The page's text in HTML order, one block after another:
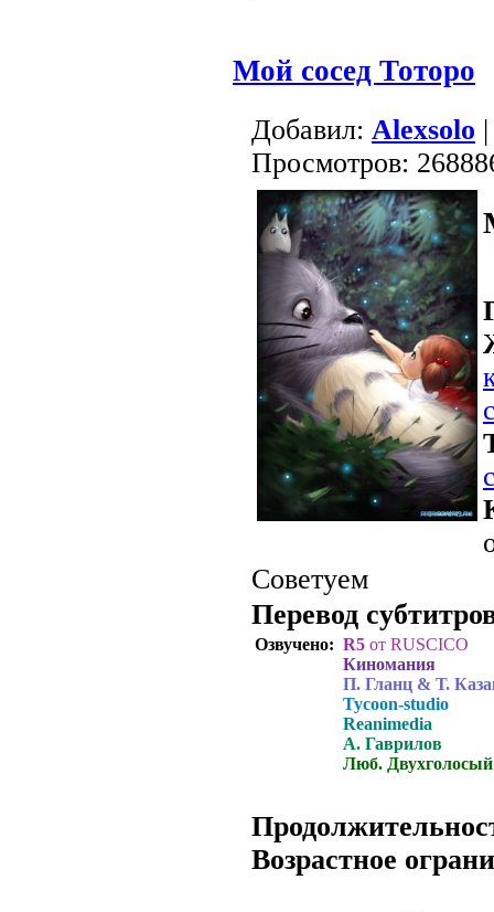
Мой сосед Тоторо
Добавил: Alexsolo
Просмотров:
Советуем
Перевод
Озвучено: R5 от RUSCICO
Киномания
П. Гланц & Т.
Tycoon-studio
Reanimedia
А. Гаврилов
Люб. Двухголосый
Возрастное